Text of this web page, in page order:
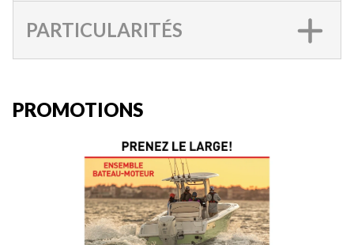
PARTICULARITÉS
PROMOTIONS